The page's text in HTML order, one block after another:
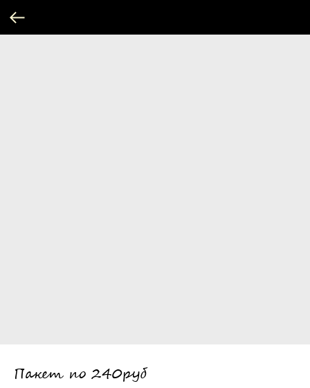
Пакет по 240руб